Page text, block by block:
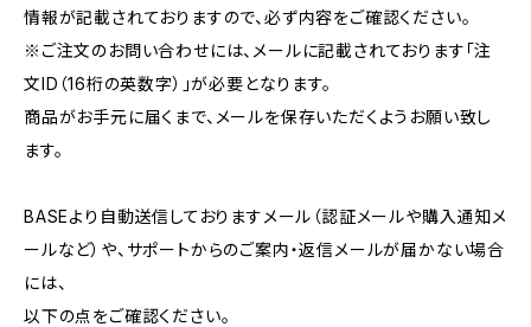
情報が記載されておりますので、必ず内容をご確認ください。
※ご注文のお問い合わせには、メールに記載されております「注
文ID（16桁の英数字）」が必要となります。
商品がお手元に届くまで、メールを保存いただくようお願い致し
ます。
BASEより自動送信しておりますメール（認証メールや購入通知メ
ールなど）や、サポートからのご案内・返信メールが届かない場合
には、
以下の点をご確認ください。